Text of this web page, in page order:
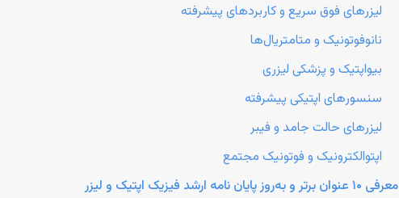
لیزرهای فوق سریع و کاربردهای پیشرفته
نانوفوتونیک و متامتریال‌ها
بیواپتیک و پزشکی لیزری
سنسورهای اپتیکی پیشرفته
لیزرهای حالت جامد و فیبر
اپتوالکترونیک و فوتونیک مجتمع
معرفی ۱۰ عنوان برتر و به‌روز پایان نامه ارشد فیزیک اپتیک و لیزر